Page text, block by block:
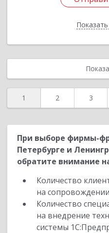
1 2 3
При выборе фирмы-
Петербурге и
обратите внимание
Количество
на
Количество
на внедрение
системы